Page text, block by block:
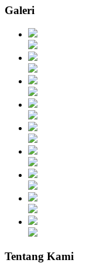
Galeri
Tentang Kami